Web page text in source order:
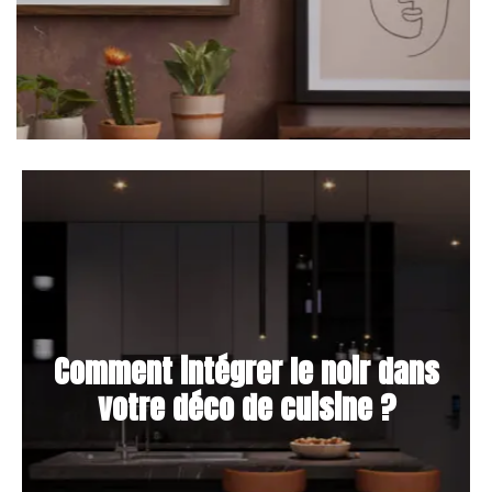
Comment intégrer le noir dans
votre déco de cuisine ?